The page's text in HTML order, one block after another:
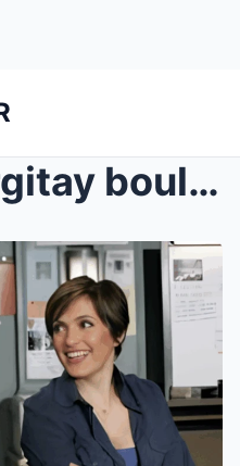
Mariska Hargitay bouleverse Cannes : entre larmes,...